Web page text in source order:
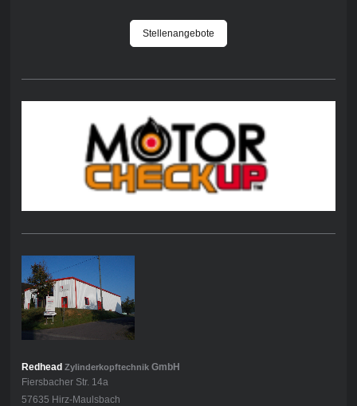
Stellenangebote
Redhead ZylinderkopftechnikGmbH
Fiersbacher Str. 14a
57635 Hirz-Maulsbach